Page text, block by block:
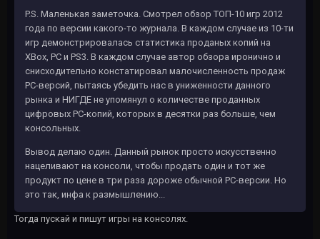
P.S. Маленькая заметочка. Смотрел обзор ТОП-10 игр 2012
года по версии какого-то журнала. В каждом случае из 10-ти
игр демонстрировалась статистика проданых копий на
XBox, PC и PS3. В каждом случае автор обзора иронично и
снисходительно констатировал малочисленность продаж
PC-версий, пытаясь убедить нас в униженности данного
рынка и НИГДЕ не упомянул о количестве проданных
цифровых PC-копий, которых в десятки раз больше, чем
консольных.
Вывод делаю один. Данный рынок просто искусственно
нацеливают на консоли, чтобы продать один и тот же
продукт по цене в три раза дороже обычной PC-версии. Но
это так, инфа к размышлению...
Тогда пускай и пишут игры на консолях.